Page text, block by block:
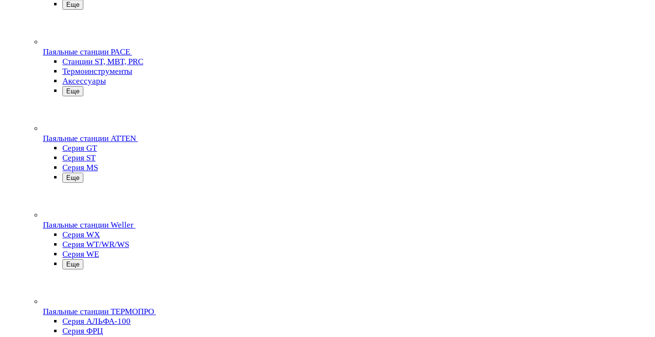
Еще
Паяльные станции PACE
Станции ST, MBT, PRC
Термоинструменты
Аксессуары
Еще
Паяльные станции ATTEN
Серия GT
Серия ST
Серия MS
Еще
Паяльные станции Weller
Серия WX
Серия WT/WR/WS
Серия WE
Еще
Паяльные станции ТЕРМОПРО
Серия АЛЬФА-100
Серия ФРЦ